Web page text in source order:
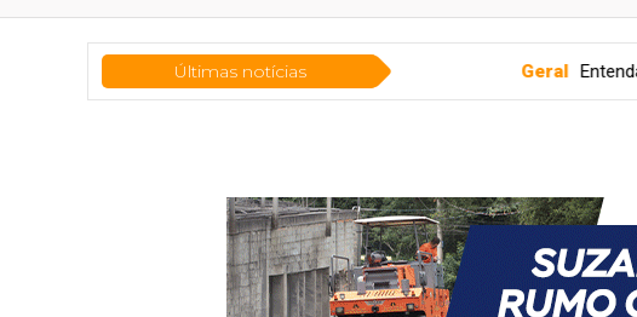
Últimas notícias Entenda como funciona o